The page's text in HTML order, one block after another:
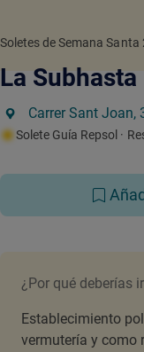
Soletes de Semana Santa
La Subhasta
Carrer Sant Joan,
Solete Guía Repsol ·
¿Por qué deberías
Establecimiento
vermutería y como